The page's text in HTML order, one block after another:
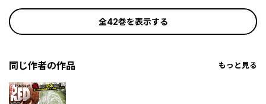
全42巻を表示する
同じ作者の作品 もっと見る